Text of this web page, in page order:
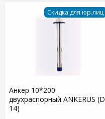
Скидка для юр.лиц
Анкер 10*200
двухраспорный ANKERUS (D
14)